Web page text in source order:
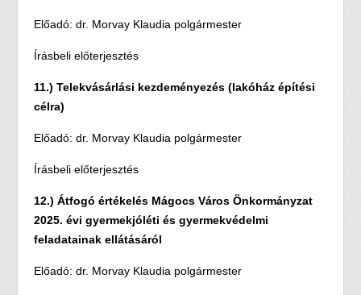
Előadó: dr. Morvay Klaudia polgármester
Írásbeli előterjesztés
11.) Telekvásárlási kezdeményezés (lakóház építési
célra)
Előadó: dr. Morvay Klaudia polgármester
Írásbeli előterjesztés
12.) Átfogó értékelés Mágocs Város Önkormányzat
2025. évi gyermekjóléti és gyermekvédelmi
feladatainak ellátásáról
Előadó: dr. Morvay Klaudia polgármester